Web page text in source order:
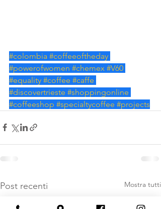
#colombia #coffeeoftheday
#powerofwomen #chemex #V60
#equality #coffee #caffe
#discovertrieste #shoppingonline
#coffeeshop #specialtycoffee #projects
Post recenti Mostra tutti